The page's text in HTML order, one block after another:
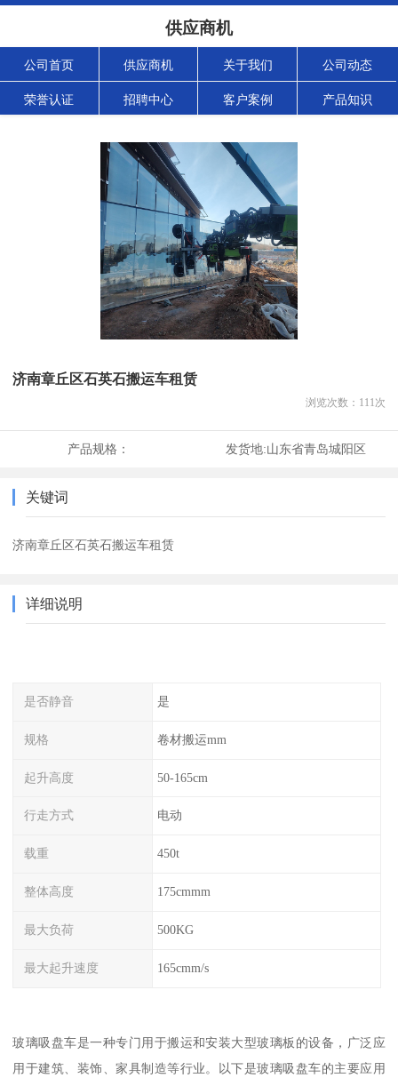
供应商机
公司首页 供应商机 关于我们 公司动态
荣誉认证 招聘中心 客户案例 产品知识
济南章丘区石英石搬运车租赁
浏览次数： 111次
产品规格： 发货地:山东省青岛城阳区
关键词
济南章丘区石英石搬运车租赁
详细说明
是否静音 是
规格 卷材搬运mm
起升高度 50-165cm
行走方式 电动
载重 450t
整体高度 175cmmm
最大负荷 500KG
最大起升速度 165cmm/s
玻璃吸盘车是一种专门用于搬运和安装大型玻璃板的设备，广泛应
用于建筑、装饰、家具制造等行业。以下是玻璃吸盘车的主要应用